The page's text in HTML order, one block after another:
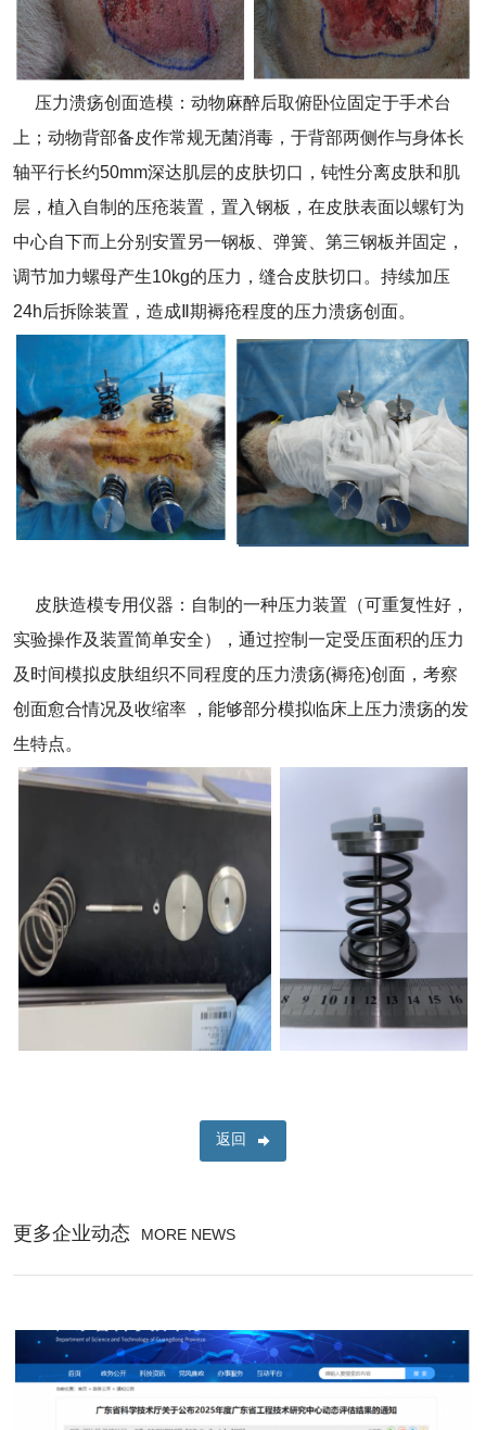
压力溃疡创面造模：动物麻醉后取俯卧位固定于手术台
上；动物背部备皮作常规无菌消毒，于背部两侧作与身体长
轴平行长约50mm深达肌层的皮肤切口，钝性分离皮肤和肌
层，植入自制的压疮装置，置入钢板，在皮肤表面以螺钉为
中心自下而上分别安置另一钢板、弹簧、第三钢板并固定，
调节加力螺母产生10kg的压力，缝合皮肤切口。持续加压
24h后拆除装置，造成Ⅱ期褥疮程度的压力溃疡创面。
皮肤造模专用仪器：自制的一种压力装置（可重复性好，
实验操作及装置简单安全），通过控制一定受压面积的压力
及时间模拟皮肤组织不同程度的压力溃疡(褥疮)创面，考察
创面愈合情况及收缩率 ，能够部分模拟临床上压力溃疡的发
生特点。
返回
更多企业动态 MORE NEWS